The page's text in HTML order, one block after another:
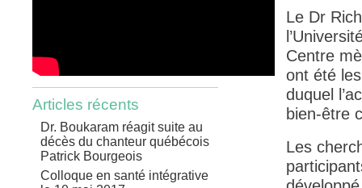
Articles récents
Dr. Boukaram réagit suite au
décès du chanteur québécois
Patrick Bourgeois
Colloque en santé intégrative
Le Dr
Centre
ont été
duquel
bien-être
Les